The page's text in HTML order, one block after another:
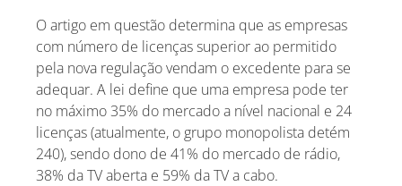
O artigo em questão determina que as empresas
com número de licenças superior ao permitido
pela nova regulação vendam o excedente para se
adequar. A lei define que uma empresa pode ter
no máximo 35% do mercado a nível nacional e 24
licenças (atualmente, o grupo monopolista detém
240), sendo dono de 41% do mercado de rádio,
38% da TV aberta e 59% da TV a cabo.